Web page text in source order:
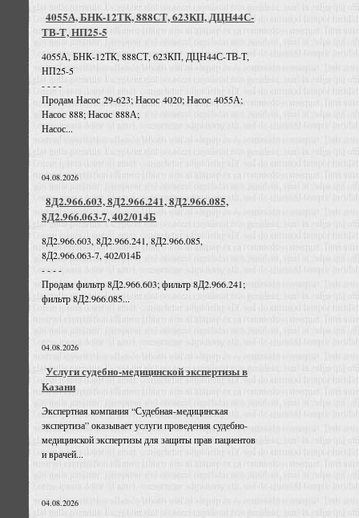
4055А, БНК-12ТК, 888СТ, 623КП, ДЦН44С-
ТВ-Т, НП25-5
4055А, БНК-12ТК, 888СТ, 623КП, ДЦН44С-ТВ-Т,
НП25-5
- - - -
Продам Насос 29-623; Насос 4020; Насос 4055А;
Насос 888; Насос 888А;
Насос...
04.08.2026
8Д2.966.603, 8Д2.966.241, 8Д2.966.085,
8Д2.966.063-7, 402/014Б
8Д2.966.603, 8Д2.966.241, 8Д2.966.085,
8Д2.966.063-7, 402/014Б
- - - -
Продам фильтр 8Д2.966.603; фильтр 8Д2.966.241;
фильтр 8Д2.966.085...
04.08.2026
Услуги судебно-медицинской экспертизы в
Казани
Экспертная компания “Судебная-медицинская
экспертиза” оказывает услуги проведения судебно-
медицинской экспертизы для защиты прав пациентов
и врачей...
04.08.2026